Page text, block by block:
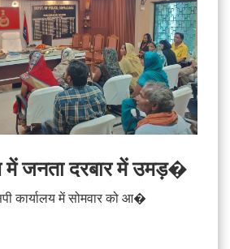
में जनता दरबार में उमड़�
कार्यालय में सोमवार को आ�